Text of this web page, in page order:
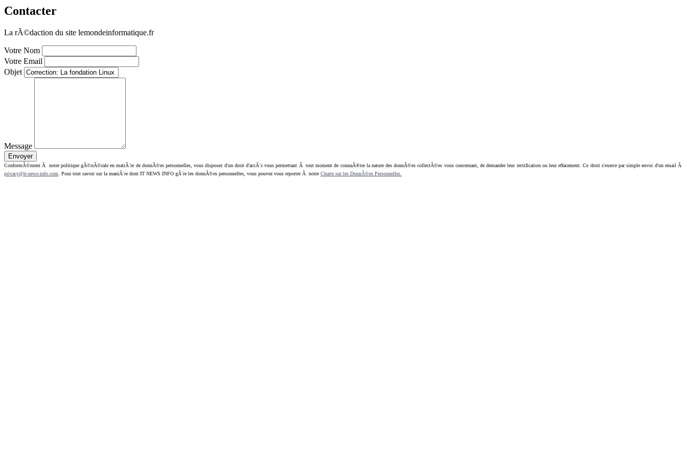
Contacter
La rÃ©daction du site lemondeinformatique.fr
Votre Nom
Votre Email
Objet
Message
ConformÃ©ment Ã notre politique gÃ©nÃ©rale en matiÃ¨re de donnÃ©es personnelles, vous disposez d'un droit d'accÃ¨s vous permettant Ã tout moment de connaÃ®tre la nature des donnÃ©es collectÃ©es vous concernant, de demander leur rectification ou leur effacement. Ce droit s'exerce par simple envoi d'un email Ã
privacy@it-news-info.com . Pour tout savoir sur la maniÃ¨re dont IT NEWS INFO gÃ¨re les donnÃ©es personnelles, vous pouvez vous reporter Ã notre Charte sur les DonnÃ©es Personnelles.